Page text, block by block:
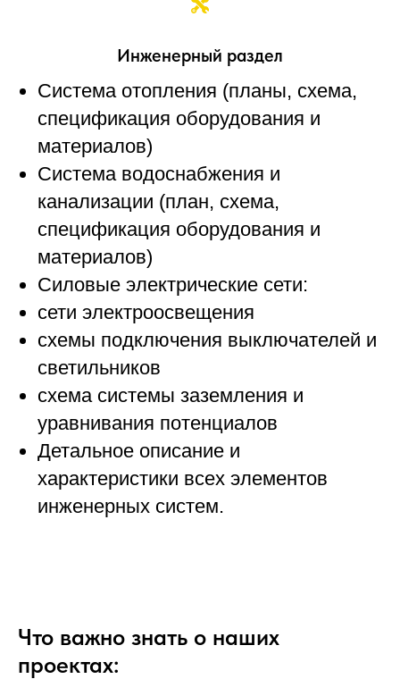
Инженерный раздел
Система отопления (планы, схема,
спецификация оборудования и
материалов)
Система водоснабжения и
канализации (план, схема,
спецификация оборудования и
материалов)
Силовые электрические сети:
сети электроосвещения
схемы подключения выключателей и
светильников
схема системы заземления и
уравнивания потенциалов
Детальное описание и
характеристики всех элементов
инженерных систем.
Что важно знать о наших
проектах: